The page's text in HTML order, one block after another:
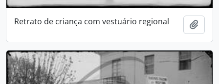
Retrato de criança com vestuário regional